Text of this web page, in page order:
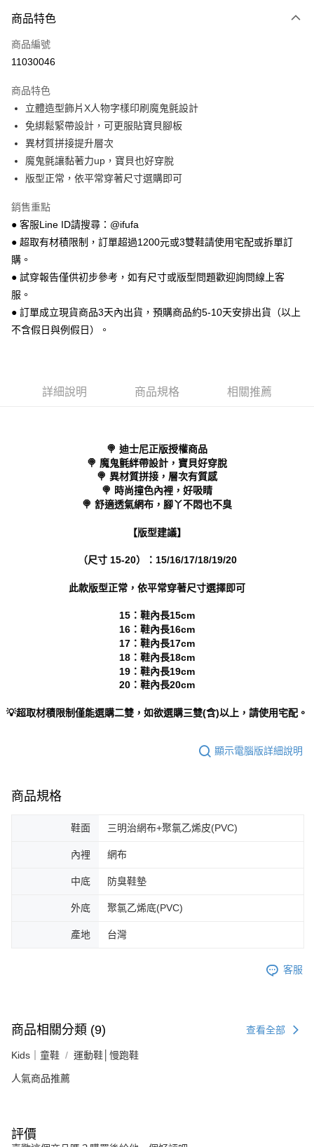
LINE Pay
Apple Pay
悠遊付
Google Pay
全盈+PAY
AFTEE先享後付
【關於「AFTEE先享後付」】
AFTEE先享後付是「在收到商品之後才付款」的支付方式。 讓您購物簡單
１．簡單：不需註冊會員、不需綁卡、不需儲值。
２．便利：只要手機號碼，簡訊認證，即可結帳。
３．安心：先確認商品／服務後，再付款。
【「AFTEE先享後付」結帳流程】
１．於結帳方式選擇「AFTEE先享後付」後，將跳轉至「AFTEE先享後付」
２．訂單成立數日內，您將收到繳費通知簡訊。
購買商品的店家。未經商家同意取消之訂單仍視為有效，需透過AFTEE先享
後付繳納相關費用。
１．透過由恩沛科技股份有限公司提供之「AFTEE先享後付」服務完成之交
易，需依本服務之必要範圍內提供個人資料，並將交易相關給付款項請求債
權轉讓予恩沛科技股份有限公司。
２．關於個人資料處理事宜，請瀏覽以下網址：
３．未成年的使用者請事先徵得法定代理人或監護人之同意方可使用
時審查核予不同之上限額度；若仍有額度不足之情形，本公司將視審查結果
５．嚴禁一人註冊多個帳號或使用他人資訊註冊。若發現惡意使用之情形，
恩沛科技股份有限公司將有權停止該用戶之使用額度並採取法律行動。
ATM付款
運送方式
全家 取貨付款
每筆NT$70，滿NT$999(含以上)免運費
付款後 全家取貨
每筆NT$70，滿NT$999(含以上)免運費
每筆NT$90，滿NT$999(含以上)免運費
商品特色
商品編號
11030046
商品特色
立體造型飾片X人物字樣印刷魔鬼氈設計
免綁鬆緊帶設計，可更服貼寶貝腳板
異材質拼接提升層次
魔鬼氈讓黏著力up，寶貝也好穿脫
版型正常，依平常穿著尺寸選購即可
銷售重點
● 客服Line ID請搜尋：@ifufa
● 超取有材積限制，訂單超過1200元或3雙鞋請使用宅配或拆單訂
購。
● 試穿報告僅供初步參考，如有尺寸或版型問題歡迎詢問線上客
服。
● 訂單成立現貨商品3天內出貨，預購商品約5-10天安排出貨（以上
不含假日與例假日）。
詳細說明 商品規格 相關推薦
🍭 迪士尼正版授權商品
🍭 魔鬼氈絆帶設計，寶貝好穿脫
🍭 異材質拼接，層次有質感
🍭 時尚撞色內裡，好吸睛
🍭 舒適透氣網布，腳丫不悶也不臭
【版型建議】
（尺寸 15-20）：15/16/17/18/19/20
此款版型正常，依平常穿著尺寸選擇即可
15：鞋內長15cm
16：鞋內長16cm
17：鞋內長17cm
18：鞋內長18cm
19：鞋內長19cm
20：鞋內長20cm
💡超取材積限制僅能選購二雙，如欲選購三雙(含)以上，請使用宅配。
顯示電腦版詳細說明
商品規格
鞋面 三明治網布+聚氯乙烯皮(PVC)
內裡 網布
中底 防臭鞋墊
外底 聚氯乙烯底(PVC)
產地 台灣
客服
商品相關分類 (9) 查看全部
Kids｜童鞋 運動鞋│慢跑鞋
人氣商品推薦
評價